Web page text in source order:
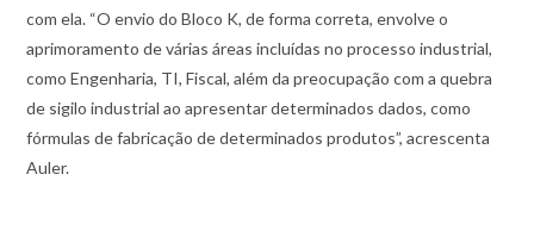
com ela. “O envio do Bloco K, de forma correta, envolve o
aprimoramento de várias áreas incluídas no processo industrial,
como Engenharia, TI, Fiscal, além da preocupação com a quebra
de sigilo industrial ao apresentar determinados dados, como
fórmulas de fabricação de determinados produtos”, acrescenta
Auler.